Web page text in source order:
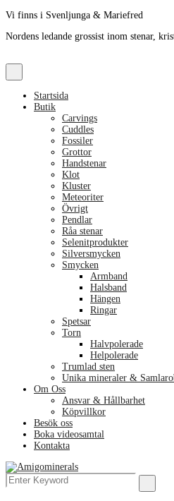
Vi finns i Svenljunga & Mariefred
Nordens ledande grossist inom stenar,
Startsida
Butik
Carvings
Cuddles
Fossiler
Grottor
Handstenar
Klot
Kluster
Meteoriter
Övrigt
Pendlar
Råa stenar
Selenitprodukter
Silversmycken
Smycken
Armband
Halsband
Hängen
Ringar
Spetsar
Torn
Halvpolerade
Helpolerade
Trumlad sten
Unika mineraler &
Om Oss
Ansvar & Hållbarhet
Köpvillkor
Besök oss
Boka videosamtal
Kontakta
Menu
Search
for:
Search